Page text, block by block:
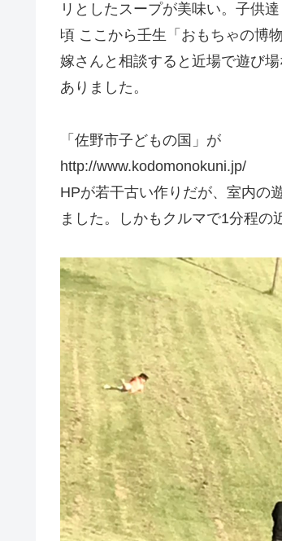
リとしたスープが美味い。子供
頃 ここから壬生「おもちゃの博
嫁さんと相談すると近場で遊び
ありました。
「佐野市子どもの国」が
http://www.kodomonokuni.jp/
HPが若干古い作りだが、室内の
ました。しかもクルマで1分程の